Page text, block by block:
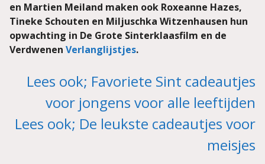
en Martien Meiland maken ook Roxeanne Hazes,
Tineke Schouten en Miljuschka Witzenhausen hun
opwachting in De Grote Sinterklaasfilm en de
Verdwenen Verlanglijstjes.
Lees ook; Favoriete Sint cadeautjes
voor jongens voor alle leeftijden
Lees ook; De leukste cadeautjes voor
meisjes